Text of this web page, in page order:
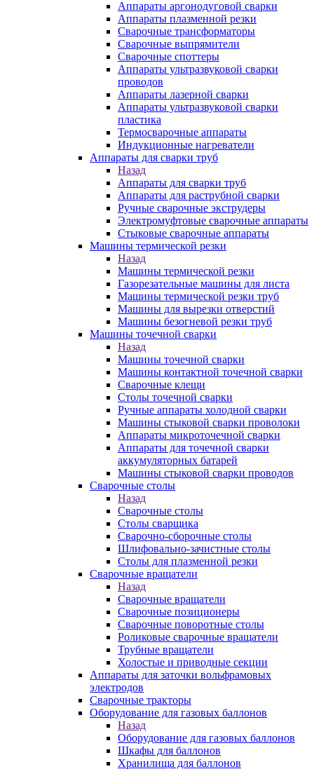
Аппараты аргонодуговой сварки
Аппараты плазменной резки
Сварочные трансформаторы
Сварочные выпрямители
Сварочные споттеры
Аппараты ультразвуковой сварки
проводов
Аппараты лазерной сварки
Аппараты ультразвуковой сварки
пластика
Термосварочные аппараты
Индукционные нагреватели
Аппараты для сварки труб
Назад
Аппараты для сварки труб
Аппараты для раструбной сварки
Ручные сварочные экструдеры
Электромуфтовые сварочные аппараты
Стыковые сварочные аппараты
Машины термической резки
Назад
Машины термической резки
Газорезательные машины для листа
Машины термической резки труб
Машины для вырезки отверстий
Машины безогневой резки труб
Машины точечной сварки
Назад
Машины точечной сварки
Машины контактной точечной сварки
Сварочные клещи
Столы точечной сварки
Ручные аппараты холодной сварки
Машины стыковой сварки проволоки
Аппараты микроточечной сварки
Аппараты для точечной сварки
аккумуляторных батарей
Машины стыковой сварки проводов
Сварочные столы
Назад
Сварочные столы
Столы сварщика
Сварочно-сборочные столы
Шлифовально-зачистные столы
Столы для плазменной резки
Сварочные вращатели
Назад
Сварочные вращатели
Сварочные позиционеры
Сварочные поворотные столы
Роликовые сварочные вращатели
Трубные вращатели
Холостые и приводные секции
Аппараты для заточки вольфрамовых
электродов
Сварочные тракторы
Оборудование для газовых баллонов
Назад
Оборудование для газовых баллонов
Шкафы для баллонов
Хранилища для баллонов